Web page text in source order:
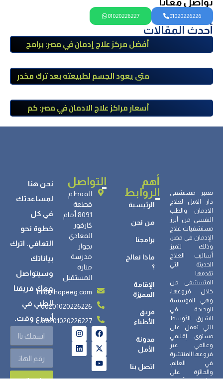
01020226226
01020226227
أحدث المقالات
أفضل مركز علاج إدمان في مصر: برامج
طبي
متى يعود الجسم لطبيعته بعد ترك مخدر
أسعار مراكز علاج الادمان في مصر: كم
تبلغ التكلفة وما الذي يشمله سعر
تعتبر مستشفى
دار الامل لعلاج
الادمان والطب
النفسي من أبرز
مستشفيات علاج
الإدمان في مصر،
وذلك لتميز
أساليب العلاج
الحديثة التي
تقدمها
المتسشفى من
خلال فروعها،
وهي المؤسسة
الوحيدة في
الشرق الأوسط
التي تعمل على
مستوى إقليمي
وعالمي عبر
فروعها المنتشرة
في العالم،
والحائزة على
أهم
الروابط
الرئيسية
من نحن
برامجنا
ماذا نعالج
؟
الإقامة
المميزة
فريق
الأطباء
مدونة
الأمل
اتصل بنا
التواصل
المقطم
قطعة
8091 أمام
كارفور
المعادي
بجوار
مدرسة
منارة
المستقبل
info@hopeeg.com
00201020226226
00201020226227
نحن هنا
لمساعدتك
في كل
خطوة نحو
التعافي. اترك
بياناتك
وسيتواصل
معك فريقنا
الطبي في
أسرع وقت.